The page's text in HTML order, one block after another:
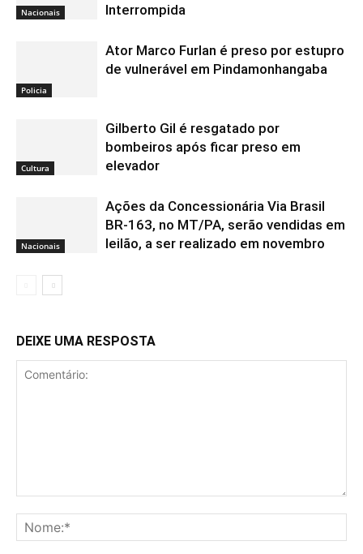
Nacionais
Interrompida
Policia
Ator Marco Furlan é preso por estupro
de vulnerável em Pindamonhangaba
Cultura
Gilberto Gil é resgatado por
bombeiros após ficar preso em
elevador
Nacionais
Ações da Concessionária Via Brasil
BR-163, no MT/PA, serão vendidas em
leilão, a ser realizado em novembro
DEIXE UMA RESPOSTA